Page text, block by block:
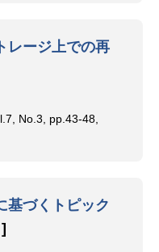
レージ上での再
No.3, pp.43-48,
基づくトピック
]